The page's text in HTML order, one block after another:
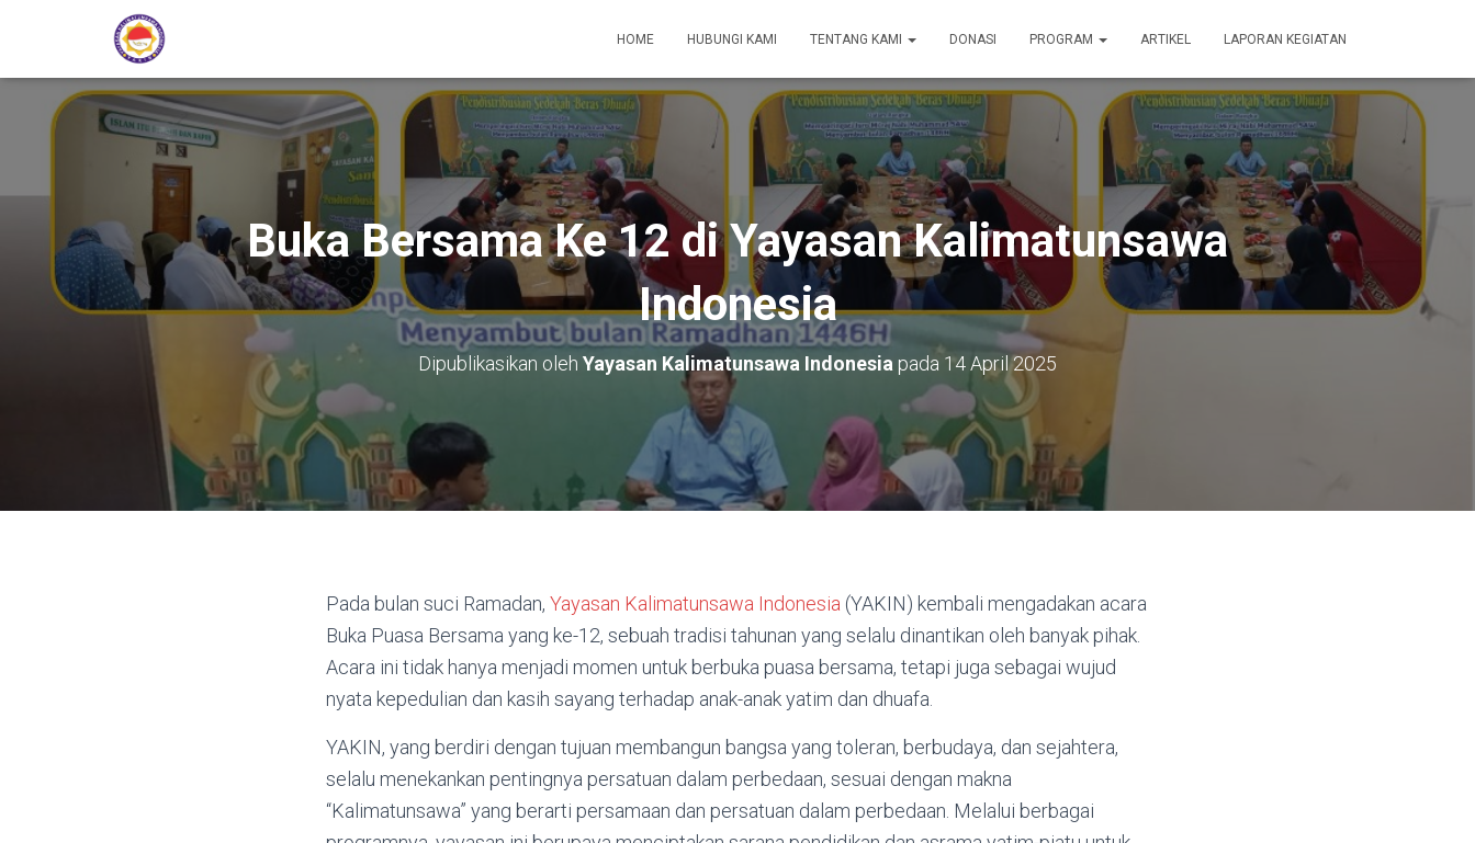
HOME HUBUNGI KAMI TENTANG KAMI DONASI PROGRAM ARTIKEL LAPORAN KEGIATAN
Buka Bersama Ke 12 di Yayasan Kalimatunsawa
Indonesia
Dipublikasikan oleh Yayasan Kalimatunsawa Indonesia pada 14 April 2025
Pada bulan suci Ramadan, Yayasan Kalimatunsawa Indonesia (YAKIN) kembali mengadakan acara
Buka Puasa Bersama yang ke-12, sebuah tradisi tahunan yang selalu dinantikan oleh banyak pihak.
Acara ini tidak hanya menjadi momen untuk berbuka puasa bersama, tetapi juga sebagai wujud
nyata kepedulian dan kasih sayang terhadap anak-anak yatim dan dhuafa.
YAKIN, yang berdiri dengan tujuan membangun bangsa yang toleran, berbudaya, dan sejahtera,
selalu menekankan pentingnya persatuan dalam perbedaan, sesuai dengan makna
“Kalimatunsawa” yang berarti persamaan dan persatuan dalam perbedaan. Melalui berbagai